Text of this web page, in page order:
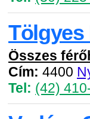
Tölgyes
Összes
Cím: 4400
Tel: (42)